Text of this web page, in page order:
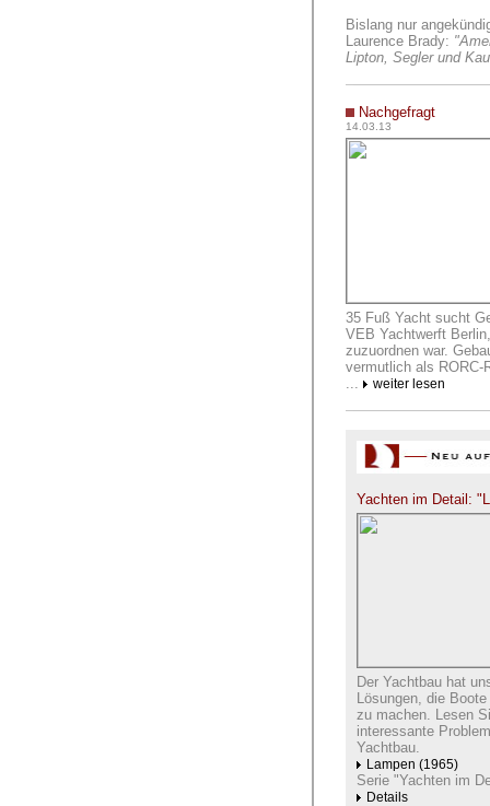
Bislang nur
Laurence Brady:
Lipton, Segler und
Nachgefragt
14.03.13
35 Fuß Yacht sucht
VEB Yachtwerft
zuzuordnen war.
vermutlich als RORC-
...
weiter lesen
Yachten im Detail:
Der Yachtbau hat
Lösungen, die
zu machen. Lesen
interessante
Yachtbau.
Lampen (1965)
Serie "Yachten im
Details